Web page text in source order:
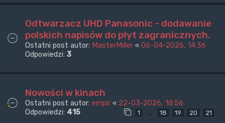
Odtwarzacz UHD Panasonic - dodawanie
polskich napisów do płyt zagranicznych.
Ostatni post autor: MasterMiller « 06-04-2026, 14:36
Odpowiedzi: 3
Nowości w kinach
Ostatni post autor: empir « 22-03-2026, 18:56
Odpowiedzi: 415 1 … 18 19 20 21